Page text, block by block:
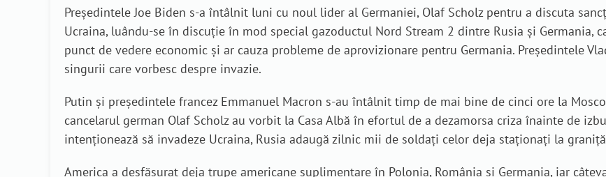
Președintele Joe Biden s-a întâlnit luni cu noul lider al Germaniei, Olaf Scholz pentru a discuta
Ucraina, luându-se în discuție în mod special gazoductul Nord Stream 2 dintre Rusia și Germania,
punct de vedere economic și ar cauza probleme de aprovizionare pentru Germania. Președintele
singurii care vorbesc despre invazie.
Putin și președintele francez Emmanuel Macron s-au întâlnit timp de mai bine de cinci ore la
cancelarul german Olaf Scholz au vorbit la Casa Albă în efortul de a dezamorsa criza înainte de
intenționează să invadeze Ucraina, Rusia adaugă zilnic mii de soldați celor deja staționați la
America a desfășurat deja trupe americane suplimentare în Polonia, România și Germania, iar